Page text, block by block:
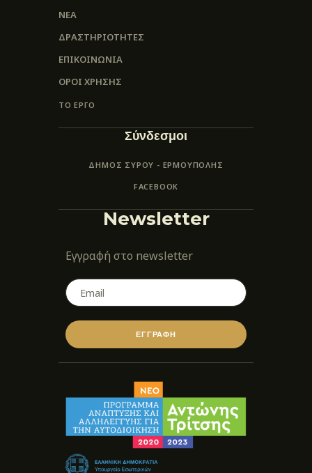
ΝΕΑ
ΔΡΑΣΤΗΡΙΟΤΗΤΕΣ
ΕΠΙΚΟΙΝΩΝΊΑ
ΌΡΟΙ ΧΡΉΣΗΣ
ΤΟ ΕΡΓΟ
Σύνδεσμοι
ΔΗΜΟΣ ΣΥΡΟΥ - ΕΡΜΟΎΠΟΛΗΣ
FACEBOOK
Newsletter
Εγγραφή στο newsletter
ΕΓΓΡΑΦΗ